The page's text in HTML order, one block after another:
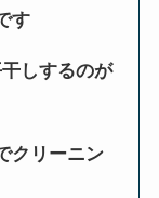
す
しするのが
クリーニン